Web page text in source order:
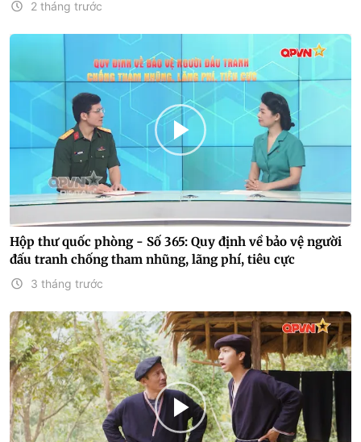
2 tháng trước
Hộp thư quốc phòng - Số 365: Quy định về bảo vệ người
đấu tranh chống tham nhũng, lãng phí, tiêu cực
3 tháng trước